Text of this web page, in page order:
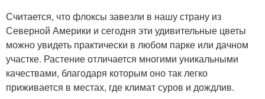
Считается, что флоксы завезли в нашу страну из
Северной Америки и сегодня эти удивительные цветы
можно увидеть практически в любом парке или дачном
участке. Растение отличается многими уникальными
качествами, благодаря которым оно так легко
приживается в местах, где климат суров и дождлив.